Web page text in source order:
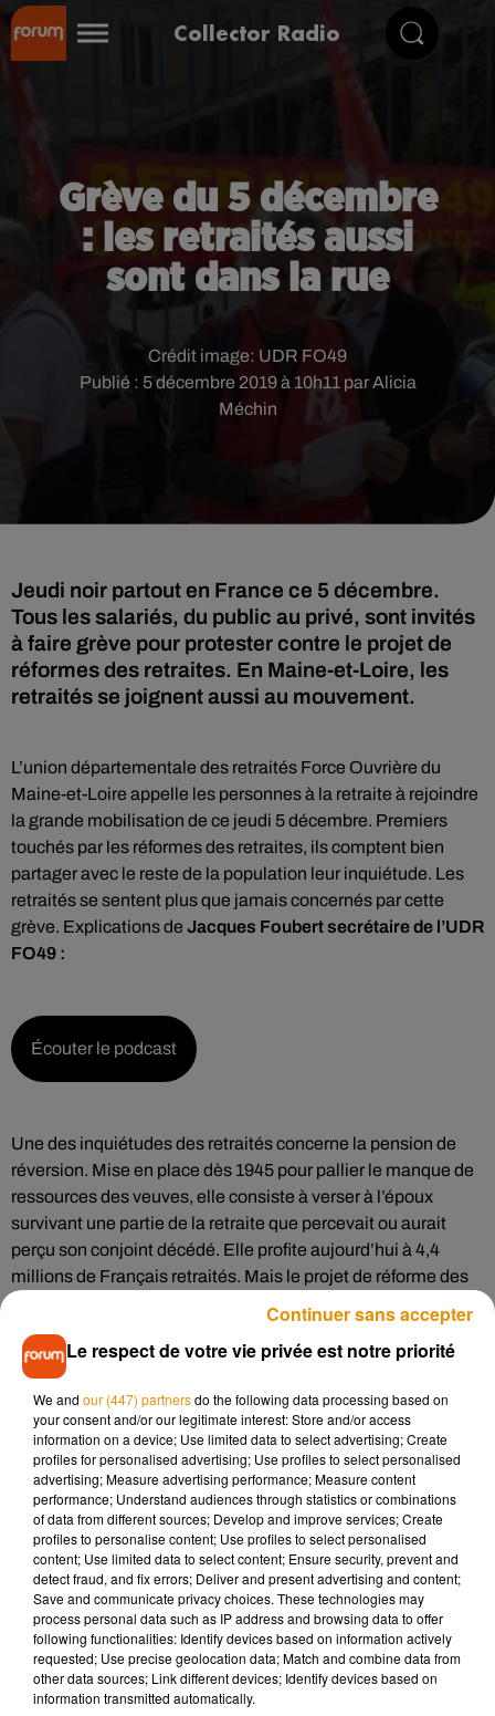
Collector Radio
Grève du 5 décembre
: les retraités aussi
sont dans la rue
Publié : 5 décembre 2019 à 10h11 par Alicia
Méchin
Crédit image: UDR FO49
Jeudi noir partout en France ce 5 décembre.
Tous les salariés, du public au privé, sont invités
à faire grève pour protester contre le projet de
réformes des retraites. En Maine-et-Loire, les
retraités se joignent aussi au mouvement.
L’union départementale des retraités Force Ouvrière du
Maine-et-Loire appelle les personnes à la retraite à rejoindre
la grande mobilisation de ce jeudi 5 décembre. Premiers
touchés par les réformes des retraites, ils comptent bien
partager avec le reste de la population leur inquiétude. Les
retraités se sentent plus que jamais concernés par cette
grève. Explications de Jacques Foubert secrétaire de l’UDR
FO49 :
Écouter le podcast
Une des inquiétudes des retraités concerne la pension de
réversion. Mise en place dès 1945 pour pallier le manque de
ressources des veuves, elle consiste à verser à l’époux
survivant une partie de la retraite que percevait ou aurait
perçu son conjoint décédé. Elle profite aujourd’hui à 4,4
millions de Français retraités. Mais le projet de réforme des
question de repousser l’âge butoir pour bénéficier de cette
pension :
Écouter le podcast
Toujours concernant la pension de réversion, un nouveau
mode de calcul pourrait être mis en place. Conséquence, les
grands gagnants seraient les veufs ou veuves aux revenus
très inférieurs à ceux de leur conjoint décédé. Enfin, la
réforme prévoit que toute séparation prononcée à partir de
2025 fasse perdre le droit à réversion, alors qu'aujourd'hui les
divorcés peuvent la percevoir.
Le respect de votre vie privée est notre priorité
We and our (447) partnersdo the following data processing based on
your consent and/or our legitimate interest: Store and/or access
information on a device; Use limited data to select advertising; Create
profiles for personalised advertising; Use profiles to select personalised
advertising; Measure advertising performance; Measure content
performance; Understand audiences through statistics or combinations
of data from different sources; Develop and improve services; Create
profiles to personalise content; Use profiles to select personalised
content; Use limited data to select content; Ensure security, prevent and
detect fraud, and fix errors; Deliver and present advertising and content;
Save and communicate privacy choices. These technologies may
process personal data such as IP address and browsing data to offer
following functionalities: Identify devices based on information actively
requested; Use precise geolocation data; Match and combine data from
other data sources; Link different devices; Identify devices based on
information transmitted automatically.
Continuer sans accepter